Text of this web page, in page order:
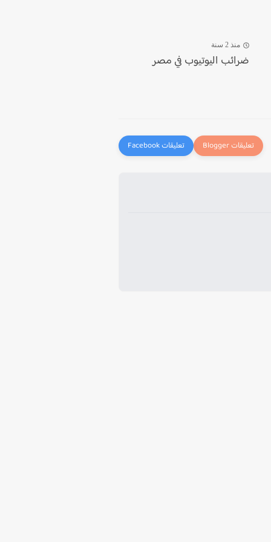
منذ 2 سنة
ضرائب اليوتيوب في مصر